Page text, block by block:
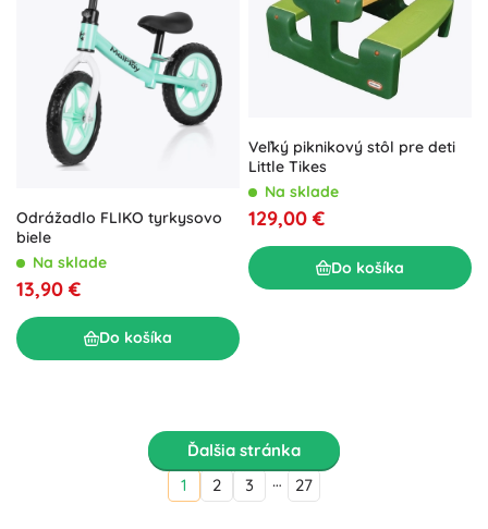
Odrážadlo FLIKO tyrkysovo
biele
Na sklade
13,90 €
Do košíka
Veľký piknikový stôl pre deti
Little Tikes
Na sklade
129,00 €
Do košíka
Ďalšia stránka
1
2 3 … 27